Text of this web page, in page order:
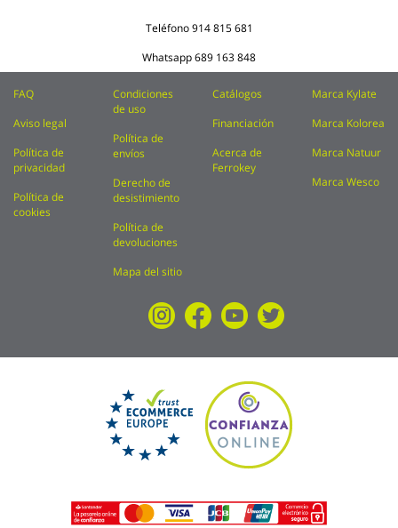
Teléfono914 815 681
Whatsapp689 163 848
FAQ
Aviso legal
Política de
privacidad
Política de
cookies
Condiciones
de uso
Política de
envíos
Derecho de
desistimiento
Política de
devoluciones
Mapa del sitio
Catálogos
Financiación
Acerca de
Ferrokey
Marca Kylate
Marca Kolorea
Marca Natuur
Marca Wesco